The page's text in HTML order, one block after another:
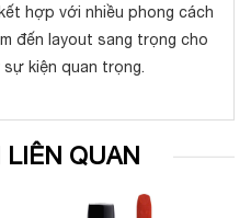
hợp với nhiều phong cách
đến layout sang trọng cho
kiện quan trọng.
QUAN